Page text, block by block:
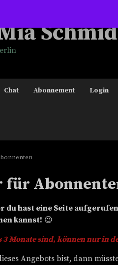
Chat Abonnement Login
für
du hast eine Seite
kannst! 😉
3 Monate sind, können nur in
Angebots bist, dann